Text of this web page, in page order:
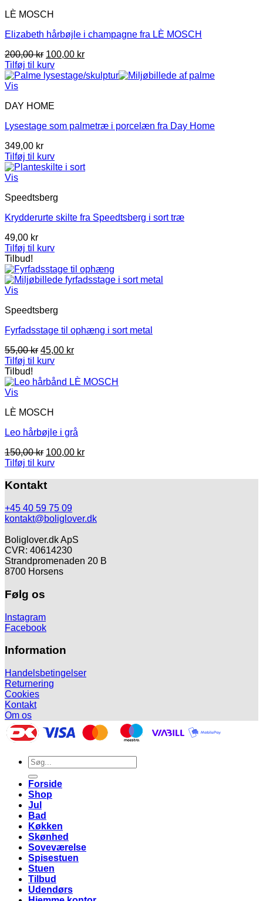
LÈ MOSCH
Elizabeth hårbøjle i champagne fra LÈ MOSCH
200,00kr Den
oprindelige
pris
100,00 krDen
pris
Tilføj til kurv
Vis
DAY HOME
Lysestage som palmetræ i porcelæn fra Day Home
349,00 kr
Tilføj til kurv
Vis
Speedtsberg
Krydderurte skilte fra Speedtsberg i sort træ
49,00 kr
Tilføj til kurv
Tilbud!
Vis
Speedtsberg
Fyrfadsstage til ophæng i sort metal
55,00kr Den
oprindelige
var:
45,00 krDen
er:
Tilføj til kurv
Tilbud!
Vis
LÈ MOSCH
Leo hårbøjle i grå
150,00kr Den
oprindelige
var:
100,00 krDen
Tilføj til kurv
Kontakt
+45 40 59 75 09
kontakt@boliglover.dk
Boliglover.dk ApS
CVR: 40614230
Strandpromenaden 20 B
8700 Horsens
Følg os
Instagram
Facebook
Information
Handelsbetingelser
Returnering
Cookies
Kontakt
Om os
Søg
efter:
Forside
Shop
Jul
Bad
Køkken
Skønhed
Soveværelse
Spisestuen
Stuen
Tilbud
Udendørs